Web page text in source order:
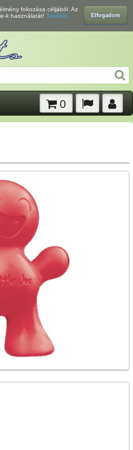
Elfogadom
fokozása céljából. Az
k használatát! További
0